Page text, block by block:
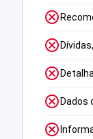
Dados